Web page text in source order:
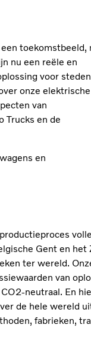
toekomstbeeld,
nu een reële en
voor
onze elektrische
van
Trucks en de
en
Gent en het
ter wereld.
van
neutraal. En
de hele wereld
fabrieken,